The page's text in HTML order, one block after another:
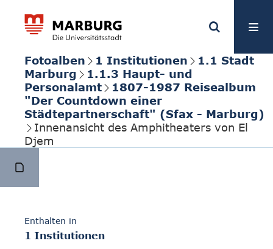
Fotoalben 1 Institutionen
1.1 Stadt
Marburg
1.1.3 Haupt- und
Personalamt
1807-1987 Reisealbum
"Der Countdown einer
Städtepartnerschaft" (Sfax - Marburg)
Innenansicht des Amphitheaters von El
Djem
Enthalten in
1 Institutionen